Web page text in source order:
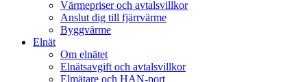
Värmepriser och avtalsvillkor
Anslut dig till fjärrvärme
Byggvärme
Elnät
Om elnätet
Elnätsavgift och avtalsvillkor
Elmätare och HAN-port